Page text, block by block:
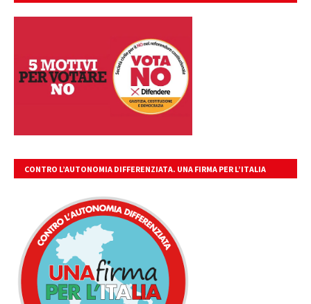
CONTRO L’AUTONOMIA DIFFERENZIATA. UNA FIRMA PER L’ITALIA